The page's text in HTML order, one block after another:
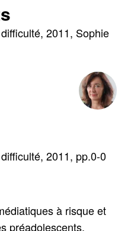
2011 Sophie
2011, pp.0-0
à risque et
préadolescents.